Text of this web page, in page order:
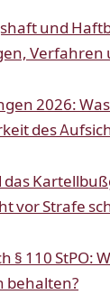
und
Verfahren
2026:
des
das
vor Strafe
§ 110 StPO:
behalten?